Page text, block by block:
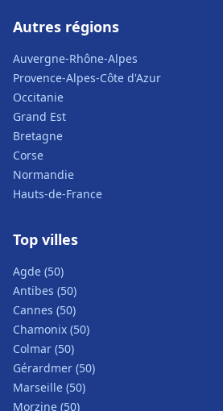
Autres régions
Auvergne-Rhône-Alpes
Provence-Alpes-Côte d'Azur
Occitanie
Grand Est
Bretagne
Corse
Normandie
Hauts-de-France
Top villes
Agde (50)
Antibes (50)
Cannes (50)
Chamonix (50)
Colmar (50)
Gérardmer (50)
Marseille (50)
Morzine (50)